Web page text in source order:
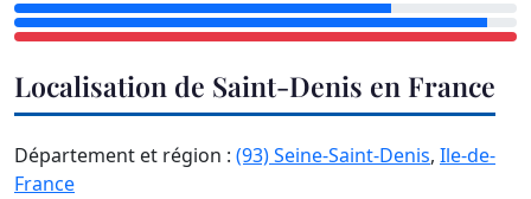
Localisation de Saint-Denis en France
Département et région : (93) Seine-Saint-Denis, Ile-de-
France